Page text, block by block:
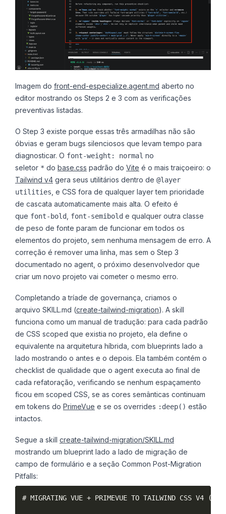
Imagem do front-end-especialize.agent.md aberto no
editor mostrando os Steps 2 e 3 com as verificações
preventivas listadas.
O Step 3 existe porque essas três armadilhas não são
óbvias e geram bugs silenciosos que levam tempo para
diagnosticar. O font-weight: normal no
seletor * do base.css padrão do Vite é o mais traiçoeiro: o
Tailwind v4 gera seus utilitários dentro de @layer
utilities , e CSS fora de qualquer layer tem prioridade
de cascata automaticamente mais alta. O efeito é
que font-bold font-semibold e qualquer outra classe
de peso de fonte param de funcionar em todos os
elementos do projeto, sem nenhuma mensagem de erro. A
correção é remover uma linha, mas sem o Step 3
documentado no agent, o próximo desenvolvedor que
criar um novo projeto vai cometer o mesmo erro.
Completando a tríade de governança, criamos o
arquivo SKILL.md (create-tailwind-migration). A skill
funciona como um manual de tradução: para cada padrão
de CSS scoped que existia no projeto, ela define o
equivalente na arquitetura híbrida, com blueprints lado a
lado mostrando o antes e o depois. Ela também contém o
checklist de qualidade que o agent executa ao final de
cada refatoração, verificando se nenhum espaçamento
ficou em scoped CSS, se as cores semânticas continuam
em tokens do PrimeVue e se os overrides :deep() estão
intactos.
Segue a skill create-tailwind-migration/SKILL.md
mostrando um blueprint lado a lado de migração de
campo de formulário e a seção Common Post-Migration
Pitfalls:
# MIGRATING VUE + PRIMEVUE TO TAILWIND CSS V4 (